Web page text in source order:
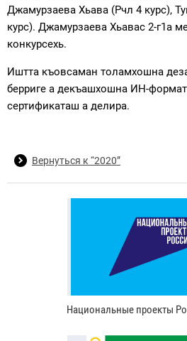
Джамурзаева Хьава (Рчл 4 курс),
курс). Джамурзаева Хьавас 2-г1а
конкурсехь.
Иштта къовсаман толамхошна
берриге а декъашхошна ИН-
сертификаташ а делира.
Вернуться к “2020”
Национальные проекты